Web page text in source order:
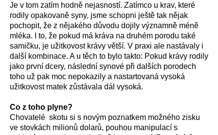
Je v tom zatím hodně nejasností. Zatímco u krav, které
rodily opakovaně syny, jsme schopni ještě tak nějak
pochopit, že z nějakého důvodu dojily významně méně
mléka. I to, že pokud má kráva na druhém porodu také
samičku, je užitkovost krávy větší. V praxi ale nastávaly i
další kombinace. A u těch to bylo takto: Pokud krávy rodily
jako první dcery, následní synové při dalších porodech
toho už pak moc nepokazily a nastartovaná vysoká
užitkovost matek zůstávala dál vysoká.
Co z toho plyne?
Chovatelé skotu si s novým poznatkem možného zisku
ve stovkách milionů dolarů, pouhou manipulací s